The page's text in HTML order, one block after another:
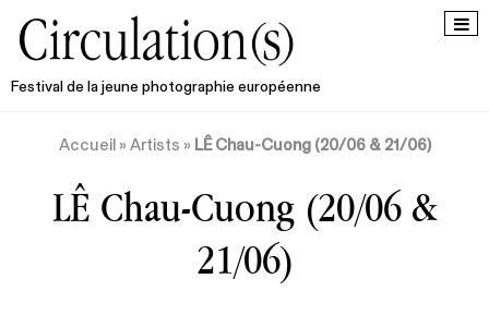
Festival de la jeune photographie européenne
Accueil » Artists » LÊ Chau-Cuong (20/06 & 21/06)
LÊ Chau-Cuong (20/06 &
21/06)